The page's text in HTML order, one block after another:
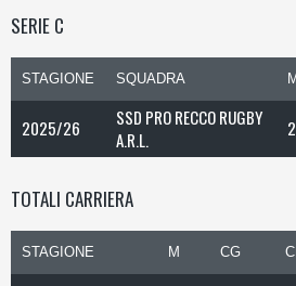
SERIE C
STAGIONE SQUADRA M
2025/26
SSD PRO RECCO RUGBY
A.R.L.
2
TOTALI CARRIERA
STAGIONE M CG